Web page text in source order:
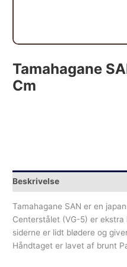
Tamahagane
Cm
Beskrivelse
Tamahagane SAN er en
Centerstålet (VG-5) er
siderne er lidt blødere og
Håndtaget er lavet af brunt